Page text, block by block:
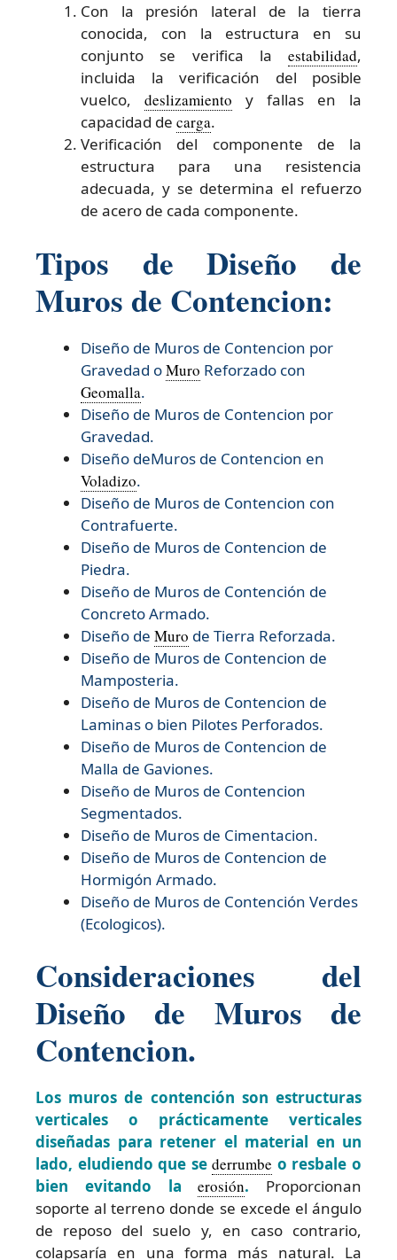
Con la presión lateral de la tierra
conocida, con la estructura en su
conjunto se verifica la estabilidad,
incluida la verificación del posible
vuelco, deslizamiento y fallas en la
capacidad de carga.
Verificación del componente de la
estructura para una resistencia
adecuada, y se determina el refuerzo
de acero de cada componente.
Tipos de Diseño de
Muros de Contencion:
Diseño de Muros de Contencion por
Gravedad oMuro Reforzado con
Geomalla.
Diseño de Muros de Contencion por
Gravedad.
Diseño deMuros de Contencion en
Voladizo.
Diseño de Muros de Contencion con
Contrafuerte.
Diseño de Muros de Contencion de
Piedra.
Diseño de Muros de Contención de
Concreto Armado.
Diseño de Muro de Tierra Reforzada.
Diseño de Muros de Contencion de
Mamposteria.
Diseño de Muros de Contencion de
Laminas o bien Pilotes Perforados.
Diseño de Muros de Contencion de
Malla de Gaviones.
Diseño de Muros de Contencion
Segmentados.
Diseño de Muros de Cimentacion.
Diseño de Muros de Contencion de
Hormigón Armado.
Diseño de Muros de Contención Verdes
(Ecologicos).
Consideraciones del
Diseño de Muros de
Contencion.
Los muros de contención son estructuras
verticales o prácticamente verticales
diseñadas para retener el material en un
lado, eludiendo que sederrumbe o resbale o
bien evitando laerosión. Proporcionan
soporte al terreno donde se excede el ángulo
de reposo del suelo y, en caso contrario,
colapsaría en una forma más natural. La